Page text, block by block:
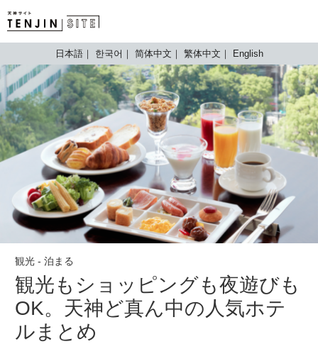
TENJIN SITE
日本語 한국어 简体中文 繁体中文 English
観光 - 泊まる
観光もショッピングも夜遊びも
OK。天神ど真ん中の人気ホテ
ルまとめ